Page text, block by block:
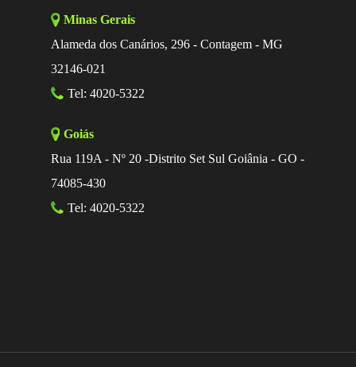
Minas Gerais
Alameda dos Canários, 296 - Contagem - MG
32146-021
Tel: 4020-5322
Goiás
Rua 119A - Nº 20 -Distrito Set Sul Goiânia - GO -
74085-430
Tel: 4020-5322